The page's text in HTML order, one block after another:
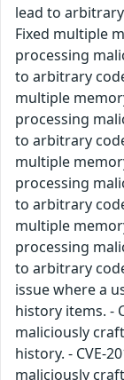
lead to arbitrary
Fixed multiple
processing
to arbitrary
multiple
processing
to arbitrary
multiple
processing
to arbitrary
multiple
processing
to arbitrary
issue where a
history items. -
maliciously
history. - CVE-
maliciously